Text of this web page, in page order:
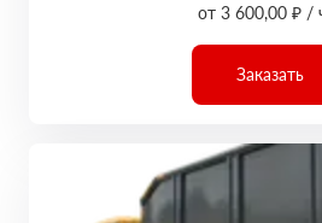
от 3 600,00 ₽ /
Заказать